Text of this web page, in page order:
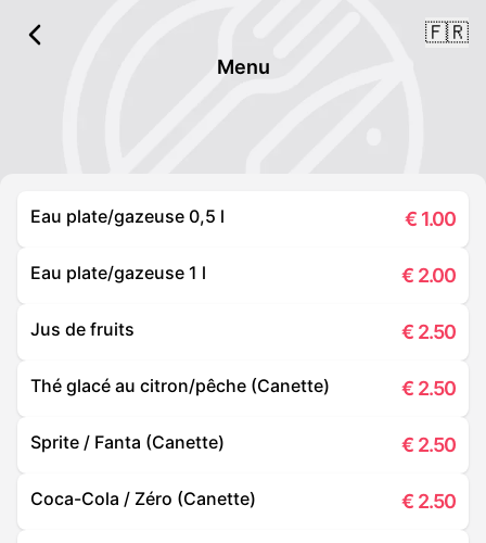
🇫🇷
Menu
Eau plate/gazeuse 0,5 l € 1.00
Eau plate/gazeuse 1 l € 2.00
Jus de fruits € 2.50
Thé glacé au citron/pêche (Canette) € 2.50
Sprite / Fanta (Canette) € 2.50
Coca-Cola / Zéro (Canette) € 2.50